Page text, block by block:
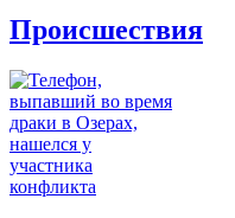
Происшествия